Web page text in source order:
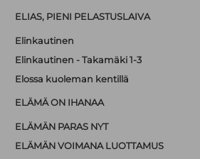
ELIAS, PIENI PELASTUSLAIVA
Elinkautinen
Elinkautinen - Takamäki 1-3
Elossa kuoleman kentillä
ELÄMÄ ON IHANAA
ELÄMÄN PARAS NYT
ELÄMÄN VOIMANA LUOTTAMUS